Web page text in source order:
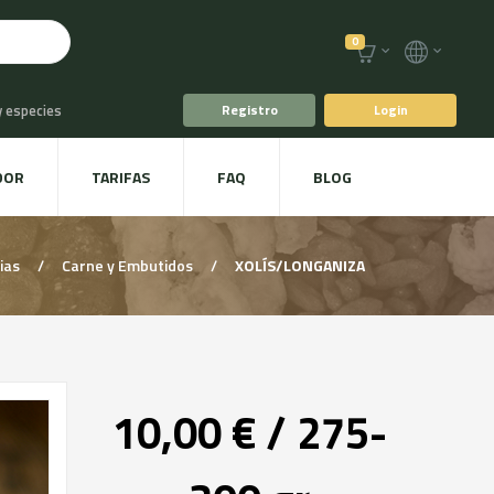
0
especies
y Setas
Registro Login
TARIFAS FAQ BLOG
/ Carne y Embutidos / XOLÍS/LONGANIZA
10,00 € / 275-